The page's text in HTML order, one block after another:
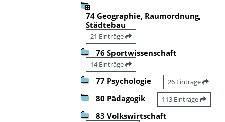
74 Geographie, Raumordnung,
Städtebau
21 Einträge
76 Sportwissenschaft
14 Einträge
77 Psychologie 26 Einträge
80 Pädagogik 113 Einträge
83 Volkswirtschaft